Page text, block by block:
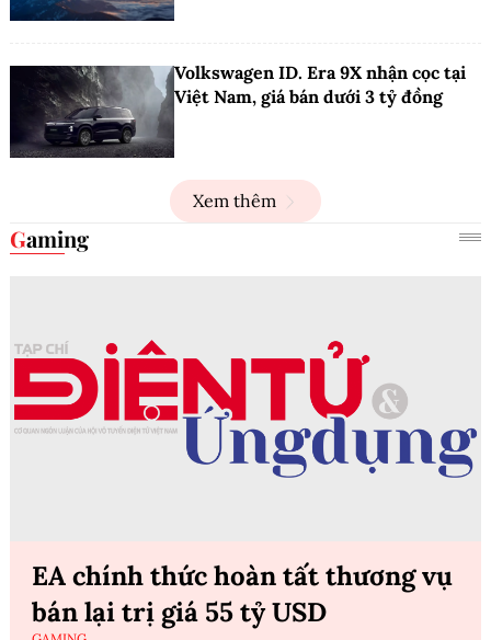
Volkswagen ID. Era 9X nhận cọc tại
Việt Nam, giá bán dưới 3 tỷ đồng
Xem thêm
Gaming
EA chính thức hoàn tất thương vụ
bán lại trị giá 55 tỷ USD